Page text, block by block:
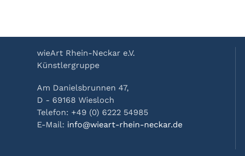
wieArt Rhein-Neckar e.V.
Künstlergruppe
Am Danielsbrunnen 47,
D - 69168 Wiesloch
Telefon: +49 (0) 6222 54985
E-Mail: info@wieart-rhein-neckar.de